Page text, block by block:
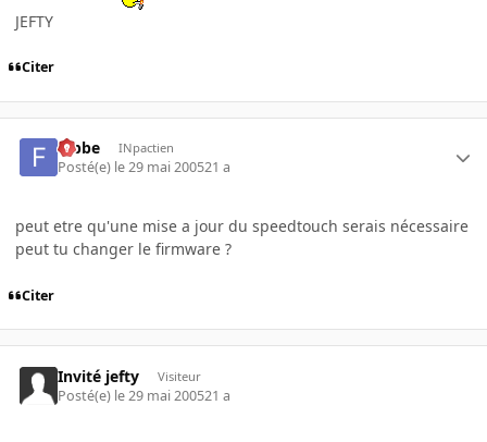
JEFTY
Citer
fabbe INpactien
Posté(e) le 29 mai 200521 a
peut etre qu'une mise a jour du speedtouch serais nécessaire
peut tu changer le firmware ?
Citer
Invité jefty Visiteur
Posté(e) le 29 mai 200521 a